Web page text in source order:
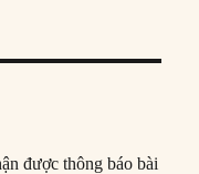
được thông báo bài